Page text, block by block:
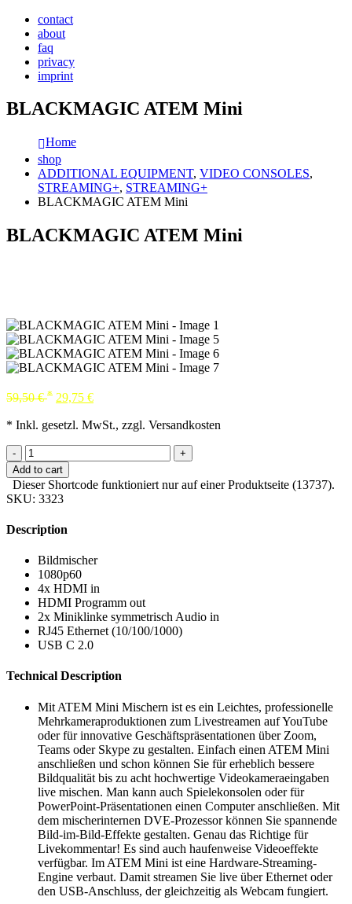
contact
about
faq
privacy
imprint
BLACKMAGIC ATEM Mini
Home
shop
ADDITIONAL EQUIPMENT, VIDEO CONSOLES,
STREAMING+, STREAMING+
BLACKMAGIC ATEM Mini
BLACKMAGIC ATEM Mini
59,50€ * 29,75 €
* Inkl. gesetzl. MwSt., zzgl. Versandkosten
-
+
Add to cart
Dieser Shortcode funktioniert nur auf einer Produktseite (13737).
SKU: 3323
Description
Bildmischer
1080p60
4x HDMI in
HDMI Programm out
2x Miniklinke symmetrisch Audio in
RJ45 Ethernet (10/100/1000)
USB C 2.0
Technical Description
Mit ATEM Mini Mischern ist es ein Leichtes, professionelle
Mehrkameraproduktionen zum Livestreamen auf YouTube
oder für innovative Geschäftspräsentationen über Zoom,
Teams oder Skype zu gestalten. Einfach einen ATEM Mini
anschließen und schon können Sie für erheblich bessere
Bildqualität bis zu acht hochwertige Videokameraeingaben
live mischen. Man kann auch Spielekonsolen oder für
PowerPoint-Präsentationen einen Computer anschließen. Mit
dem mischerinternen DVE-Prozessor können Sie spannende
Bild-im-Bild-Effekte gestalten. Genau das Richtige für
Livekommentar! Es sind auch haufenweise Videoeffekte
verfügbar. Im ATEM Mini ist eine Hardware-Streaming-
Engine verbaut. Damit streamen Sie live über Ethernet oder
den USB-Anschluss, der gleichzeitig als Webcam fungiert.